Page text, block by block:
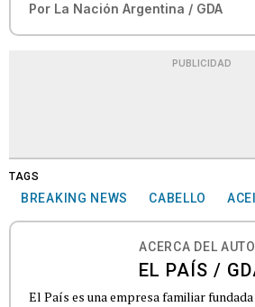
Por La Nación Argentina / GDA
PUBLICIDAD
TAGS
BREAKING NEWS CABELLO
ACERCA DEL
EL PAÍS /
El País es una empresa familiar fundada